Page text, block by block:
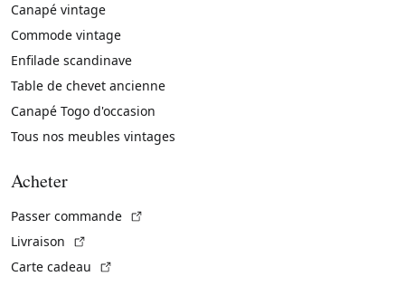
Canapé vintage
Commode vintage
Enfilade scandinave
Table de chevet ancienne
Canapé Togo d'occasion
Tous nos meubles vintages
Acheter
Passer commande
Livraison
Carte cadeau